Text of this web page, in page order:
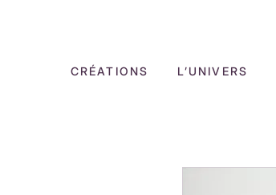
CRÉATIONS L’UNIVERS